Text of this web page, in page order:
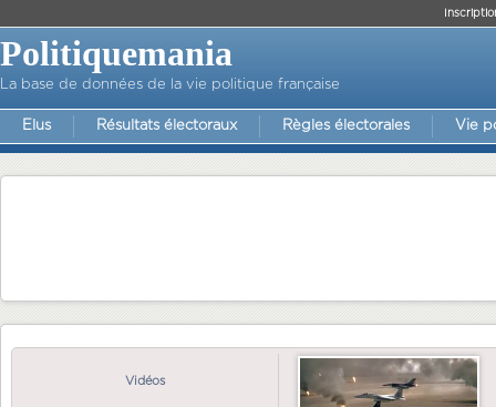
Politiquemania
La base de données de la vie politique française
Elus Résultats électoraux Règles électorales Vie
Vidéos